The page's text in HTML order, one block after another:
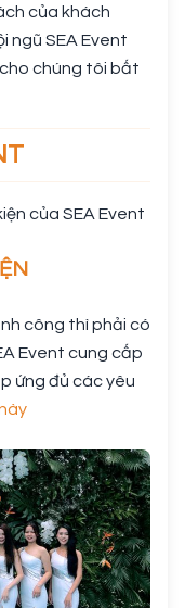
của khách
ngũ SEA Event
cho chúng tôi bất
của SEA Event
công thì phải có
Event cung cấp
ứng đủ các yêu